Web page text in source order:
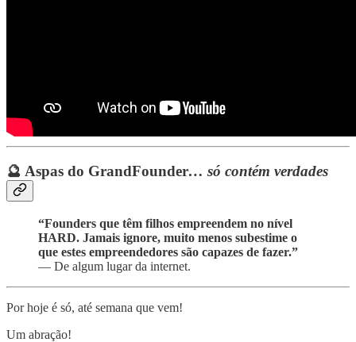
🔮 Aspas do GrandFounder… só contém verdades
“Founders que têm filhos empreendem no nível
HARD. Jamais ignore, muito menos subestime o
que estes empreendedores são capazes de fazer.”
— De algum lugar da internet.
Por hoje é só, até semana que vem!
Um abração!